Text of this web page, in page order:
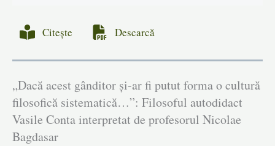
Citește Descarcă
„Dacă acest gânditor și-ar fi putut forma o cultură
filosofică sistematică…”: Filosoful autodidact
Vasile Conta interpretat de profesorul Nicolae
Bagdasar